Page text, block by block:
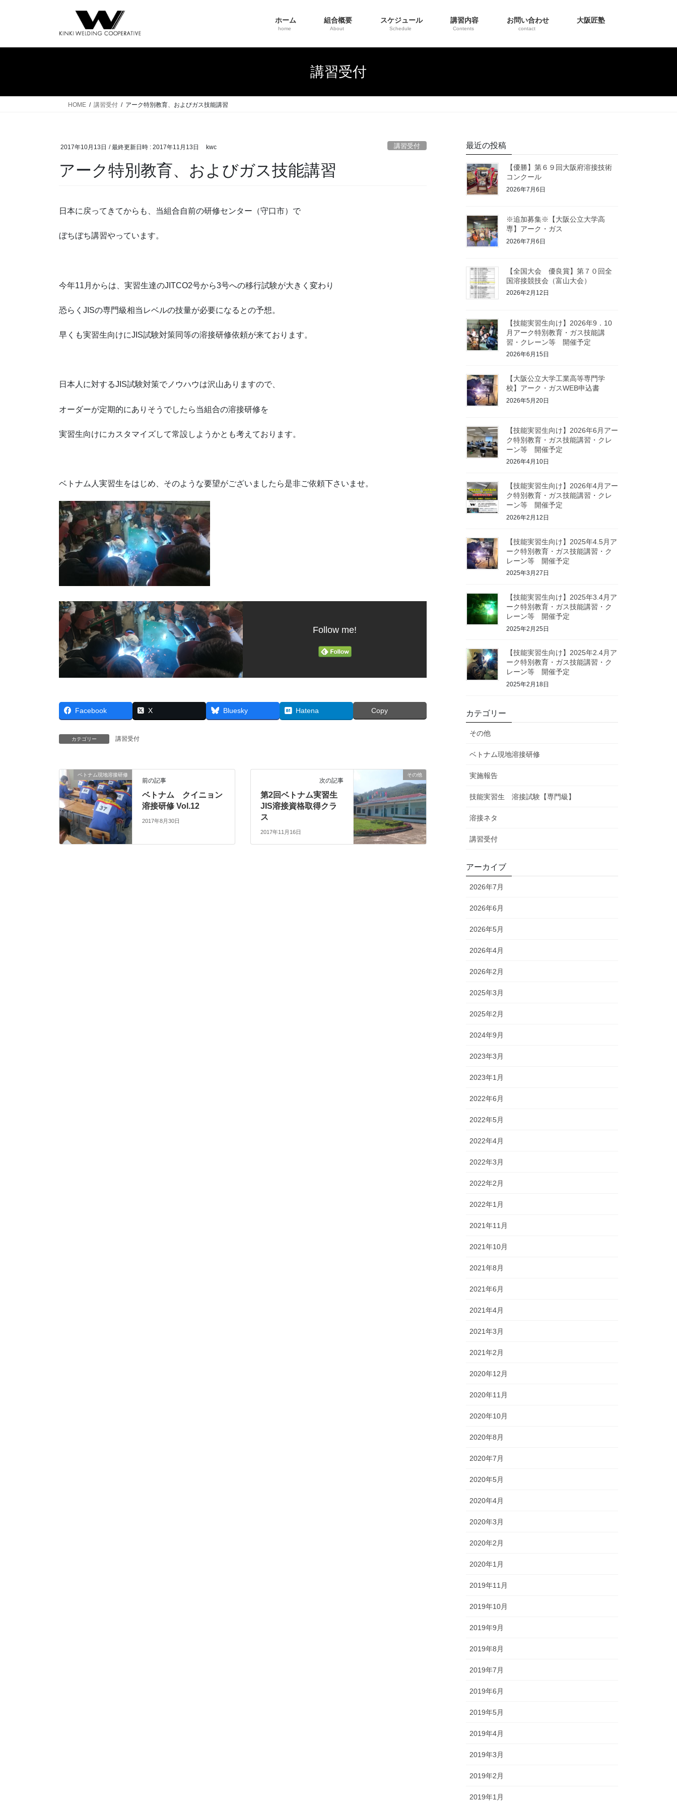
ホーム
home
組合概要
About
スケジュール
Schedule
講習内容
Contents
お問い合わせ
contact
大阪匠塾
講習受付
HOME 講習受付 アーク特別教育、およびガス技能講習
2017年10月13日 / 最終更新日時 : 2017年11月13日 kwc 講習受付
アーク特別教育、およびガス技能講習
日本に戻ってきてからも、当組合自前の研修センター（守口市）で
ぼちぼち講習やっています。
今年11月からは、実習生達のJITCO2号から3号への移行試験が大きく変わり
恐らくJISの専門級相当レベルの技量が必要になるとの予想。
早くも実習生向けにJIS試験対策同等の溶接研修依頼が来ております。
日本人に対するJIS試験対策でノウハウは沢山ありますので、
オーダーが定期的にありそうでしたら当組合の溶接研修を
実習生向けにカスタマイズして常設しようかとも考えております。
ベトナム人実習生をはじめ、そのような要望がございましたら是非ご依頼下さいませ。
Follow me!
Facebook X Bluesky Hatena Copy
カテゴリー 講習受付
ベトナム現地溶接研修
前の記事
ベトナム クイニョン
溶接研修 Vol.12
2017年8月30日
その他
次の記事
第2回ベトナム実習生
JIS溶接資格取得クラ
ス
2017年11月16日
最近の投稿
【優勝】第６９回大阪府溶接技術
コンクール
2026年7月6日
※追加募集※【大阪公立大学高
専】アーク・ガス
2026年7月6日
【全国大会 優良賞】第７０回全
国溶接競技会（富山大会）
2026年2月12日
【技能実習生向け】2026年9．10
月アーク特別教育・ガス技能講
習・クレーン等 開催予定
2026年6月15日
【大阪公立大学工業高等専門学
校】アーク・ガスWEB申込書
2026年5月20日
【技能実習生向け】2026年6月アー
ク特別教育・ガス技能講習・クレ
ーン等 開催予定
2026年4月10日
【技能実習生向け】2026年4月アー
ク特別教育・ガス技能講習・クレ
ーン等 開催予定
2026年2月12日
【技能実習生向け】2025年4.5月ア
ーク特別教育・ガス技能講習・ク
レーン等 開催予定
2025年3月27日
【技能実習生向け】2025年3.4月ア
ーク特別教育・ガス技能講習・ク
レーン等 開催予定
2025年2月25日
【技能実習生向け】2025年2.4月ア
ーク特別教育・ガス技能講習・ク
レーン等 開催予定
2025年2月18日
カテゴリー
その他
ベトナム現地溶接研修
実施報告
技能実習生 溶接試験【専門級】
溶接ネタ
講習受付
アーカイブ
2026年7月
2026年6月
2026年5月
2026年4月
2026年2月
2025年3月
2025年2月
2024年9月
2023年3月
2023年1月
2022年6月
2022年5月
2022年4月
2022年3月
2022年2月
2022年1月
2021年11月
2021年10月
2021年8月
2021年6月
2021年4月
2021年3月
2021年2月
2020年12月
2020年11月
2020年10月
2020年8月
2020年7月
2020年5月
2020年4月
2020年3月
2020年2月
2020年1月
2019年11月
2019年10月
2019年9月
2019年8月
2019年7月
2019年6月
2019年5月
2019年4月
2019年3月
2019年2月
2019年1月